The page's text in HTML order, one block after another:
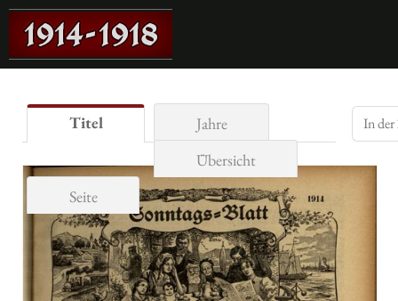
Titel
Jahre
Übersicht
Seite